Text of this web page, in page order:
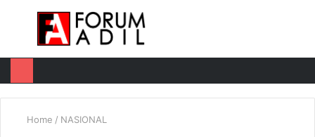
Menu
Home / NASIONAL